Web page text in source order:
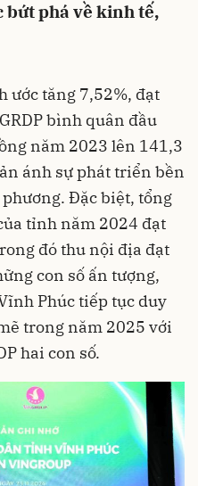
bứt phá về kinh tế,
ước tăng 7,52%, đạt
bình quân đầu
năm 2023 lên 141,3
ánh sự phát triển bền
Đặc biệt, tổng
tỉnh năm 2024 đạt
đó thu nội địa đạt
con số ấn tượng,
Phúc tiếp tục duy
trong năm 2025 với
hai con số.